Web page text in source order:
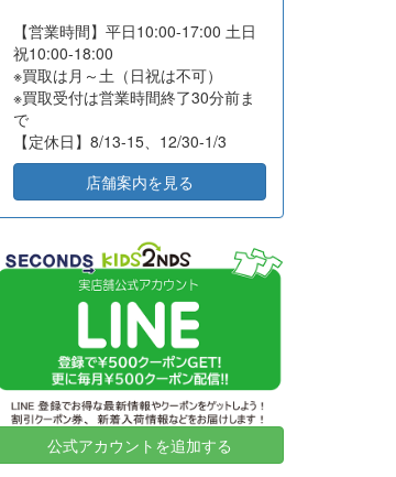
2026-07-10 高知県高知市 15 13,350
2026-07-10 東京都品川区
2026-07-10 東京都文京区 14 131,700
2026-07-07
2026-07-06 神奈川県秦野市 32 45,000
2026-07-03 大阪府堺市 6,000
2026-07-02 横浜市西区 127,000
高知県高知市 21
2026-06-25 横浜市磯子区 6
2026-06-23 名古屋市千種区 2 31,500
2026-06-18 神奈川県鎌倉市 10 7,000
【営業時間】平日10:00-17:00 土日
祝10:00-18:00
※買取は月～土（日祝は不可）
※買取受付は営業時間終了30分前ま
で
【定休日】8/13-15、12/30-1/3
店舗案内を見る
公式アカウントを追加する